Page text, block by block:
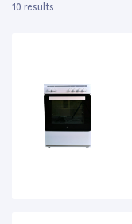
10 results